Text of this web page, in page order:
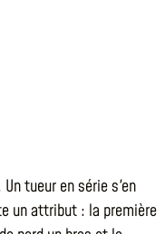
tueur en série s'en
un attribut : la première